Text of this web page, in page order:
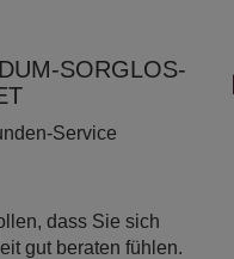
SORG­LOS-
Service
dass Sie sich
gut beraten fühlen.